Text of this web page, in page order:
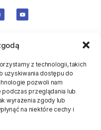
z technologii, takich
uzyskiwania dostępu do
pozwoli nam
podczas przeglądania lub
wyrażenia zgody lub
na niektóre cechy i